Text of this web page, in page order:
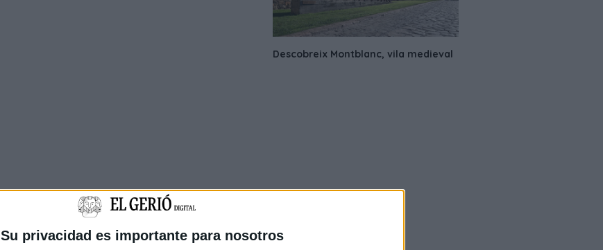
Su privacidad es importante para nosotros